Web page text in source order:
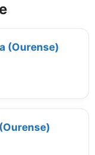
(Ourense)